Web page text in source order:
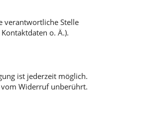
verantwortliche Stelle
o. Ä.).
ist jederzeit möglich.
Widerruf unberührt.